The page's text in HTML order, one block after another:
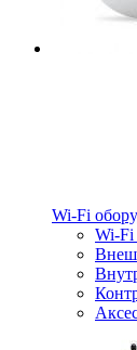
Wi-Fi
Wi-Fi